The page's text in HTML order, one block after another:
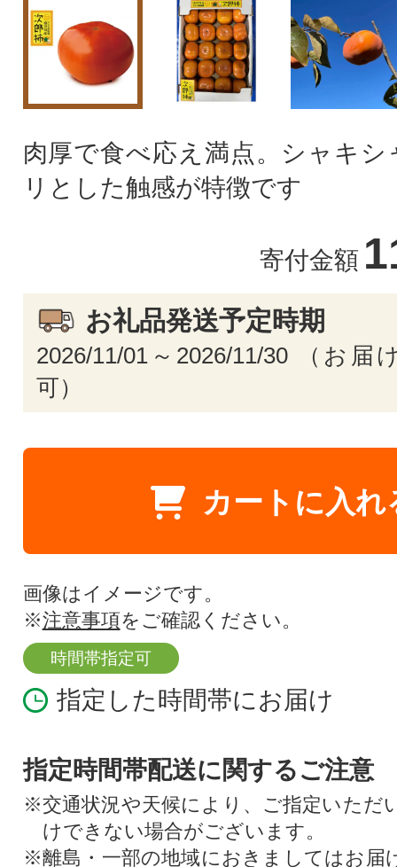
肉厚で食べ応え満点。シャキ
リとした触感が特徴です
寄付金額
お礼品発送予定時期
2026/11/01～2026/11/30 （お届
可）
カートに入れ
画像はイメージです。
※注意事項をご確認ください。
時間帯指定可
指定した時間帯にお届け
指定時間帯配送に関するご注意
※交通状況や天候により、ご指定いただ
けできない場合がございます。
※離島・一部の地域におきましてはお届